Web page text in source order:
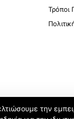
την
Τρόποι